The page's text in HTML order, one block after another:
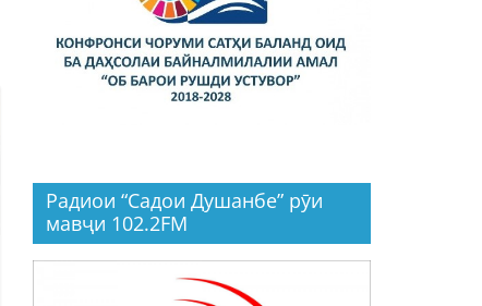
Радиои “Садои Душанбе” рӯи
мавҷи 102.2FM